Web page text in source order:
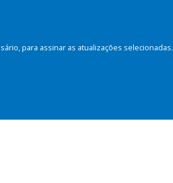
para assinar as atualizações selecionadas.